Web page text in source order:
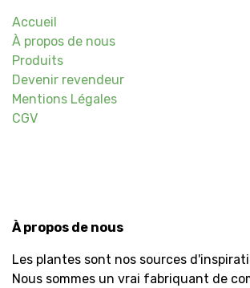
Accueil
À propos de nous
Produits
Devenir revendeur
Mentions Légales
CGV
À propos de nous
Les plantes sont nos sources
Nous sommes un vrai fabriquant de